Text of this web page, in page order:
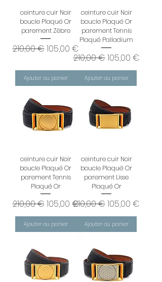
ceinture cuir Noir
boucle Plaqué Or
parement Zèbre
Prix original
210,00 €Prix promotionnel
105,00 €
Ajouter au panier
ceinture cuir Noir
boucle Plaqué Or
parement Tennis
Plaqué Palladium
Prix original
210,00 €Prix
105,00 €
Ajouter au panier
ceinture cuir Noir
boucle Plaqué Or
parement Tennis
Plaqué Or
Prix original
210,00 €Prix promotionnel
105,00 €
Ajouter au panier
ceinture cuir Noir
boucle Plaqué Or
parement Lisse
Plaqué Or
Prix original
210,00 €Prix
105,00 €
Ajouter au panier